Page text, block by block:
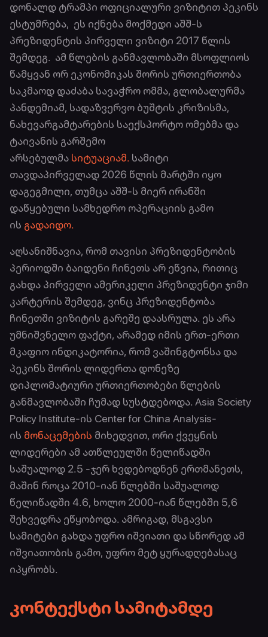
დონალდ ტრამპი ოფიციალური ვიზიტით პეკინს
ესტუმრება, ეს იქნება მოქმედი აშშ-ს
პრეზიდენტის პირველი ვიზიტი 2017 წლის
შემდეგ. ამ წლების განმავლობაში მსოფლიოს
წამყვან ორ ეკონომიკას შორის ურთიერთობა
საკმაოდ დაძაბა სავაჭრო ომმა, გლობალურმა
პანდემიამ, სადაზვერვო ბუშტის კრიზისმა,
ნახევარგამტარების საექსპორტო ომებმა და
ტაივანის გარშემო
არსებულმა სიტუაციამ. სამიტი
თავდაპირველად 2026 წლის მარტში იყო
დაგეგმილი, თუმცა აშშ-ს მიერ ირანში
დაწყებული სამხედრო ოპერაციის გამო
ის გადაიდო.
აღსანიშნავია, რომ თავისი პრეზიდენტობის
პერიოდში ბაიდენი ჩინეთს არ ეწვია, რითიც
გახდა პირველი ამერიკელი პრეზიდენტი ჯიმი
კარტერის შემდეგ, ვინც პრეზიდენტობა
ჩინეთში ვიზიტის გარეშე დაასრულა. ეს არა
უმნიშვნელო ფაქტი, არამედ იმის ერთ-ერთი
მკაფიო ინდიკატორია, რომ ვაშინგტონსა და
პეკინს შორის ლიდერთა დონეზე
დიპლომატიური ურთიერთობები წლების
განმავლობაში ჩუმად სუსტდებოდა. Asia Society
Policy Institute-ის Center for China Analysis-
ის მონაცემების მიხედვით, ორი ქვეყნის
ლიდერები ამ ათწლეულში წელიწადში
საშუალოდ 2.5 -ჯერ ხვდებოდნენ ერთმანეთს,
მაშინ როცა 2010-იან წლებში საშუალოდ
წელიწადში 4.6, ხოლო 2000-იან წლებში 5,6
შეხვედრა ეწყობოდა. ამრიგად, მსგავსი
სამიტები გახდა უფრო იშვიათი და სწორედ ამ
იშვიათობის გამო, უფრო მეტ ყურადღებასაც
იპყრობს.
კონტექსტი სამიტამდე